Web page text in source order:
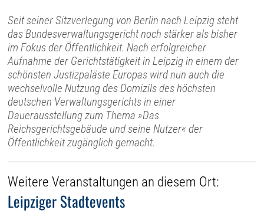
Seit seiner Sitzverlegung von Berlin nach Leipzig steht
das Bundesverwaltungsgericht noch stärker als bisher
im Fokus der Öffentlichkeit. Nach erfolgreicher
Aufnahme der Gerichtstätigkeit in Leipzig in einem der
schönsten Justizpaläste Europas wird nun auch die
wechselvolle Nutzung des Domizils des höchsten
deutschen Verwaltungsgerichts in einer
Dauerausstellung zum Thema »Das
Reichsgerichtsgebäude und seine Nutzer« der
Öffentlichkeit zugänglich gemacht.
Weitere Veranstaltungen an diesem Ort:
Leipziger Stadtevents